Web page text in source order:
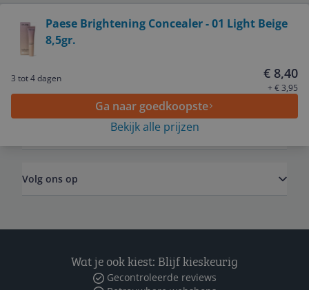
Paese Brightening Concealer - 01 Light Beige
8,5gr.
3 tot 4 dagen € 8,40
+ € 3,95
Ga naar goedkoopste
Bekijk alle prijzen
Service
Algemeen
Volg ons op
Wat je ook kiest: Blijf kieskeurig
Gecontroleerde reviews